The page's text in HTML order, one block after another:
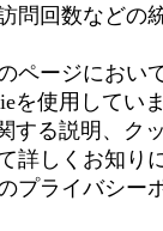
問回数などの
ページにおい
を使用していま
する説明、ク
詳しくお知り
プライバシー